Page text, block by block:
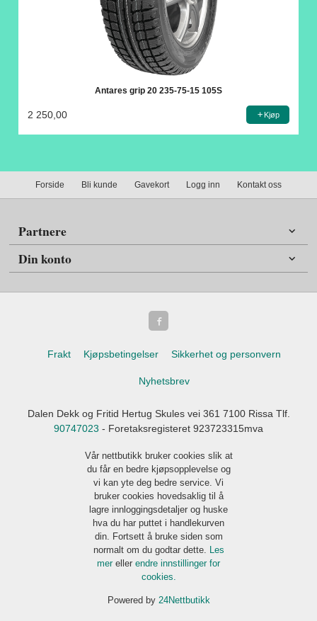
Antares grip 20 235-75-15 105S
2 250,00 Kjøp
Forside Bli kunde Gavekort Logg inn Kontakt oss
Partnere
Din konto
Frakt Kjøpsbetingelser Sikkerhet og personvern
Nyhetsbrev
Dalen Dekk og Fritid Hertug Skules vei 361 7100 Rissa Tlf.
90747023 - Foretaksregisteret 923723315mva
Vår nettbutikk bruker cookies slik at
du får en bedre kjøpsopplevelse og
vi kan yte deg bedre service. Vi
bruker cookies hovedsaklig til å
lagre innloggingsdetaljer og huske
hva du har puttet i handlekurven
din. Fortsett å bruke siden som
normalt om du godtar dette.
Les
mer eller endre innstillinger for
cookies.
Powered by 24Nettbutikk